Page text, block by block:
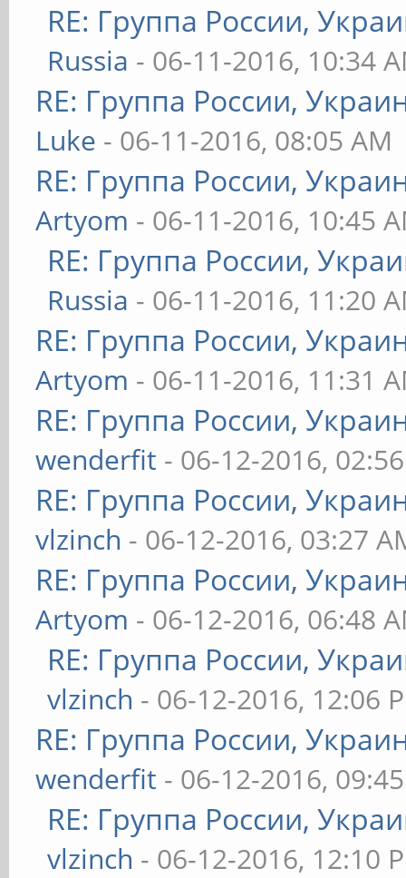
RE: Группа России,
Russia - 06-11-2016, 10:34
RE: Группа России,
Luke - 06-11-2016, 08:05 AM
RE: Группа России,
Artyom - 06-11-2016, 10:45
RE: Группа России,
Russia - 06-11-2016, 11:20
RE: Группа России,
Artyom - 06-11-2016, 11:31
RE: Группа России,
wenderfit - 06-12-2016,
RE: Группа России,
vlzinch - 06-12-2016, 03:27
RE: Группа России,
Artyom - 06-12-2016, 06:48
RE: Группа России,
vlzinch - 06-12-2016, 12:06
RE: Группа России,
wenderfit - 06-12-2016,
RE: Группа России,
vlzinch - 06-12-2016, 12:10